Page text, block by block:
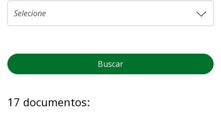
Buscar
17 documentos: